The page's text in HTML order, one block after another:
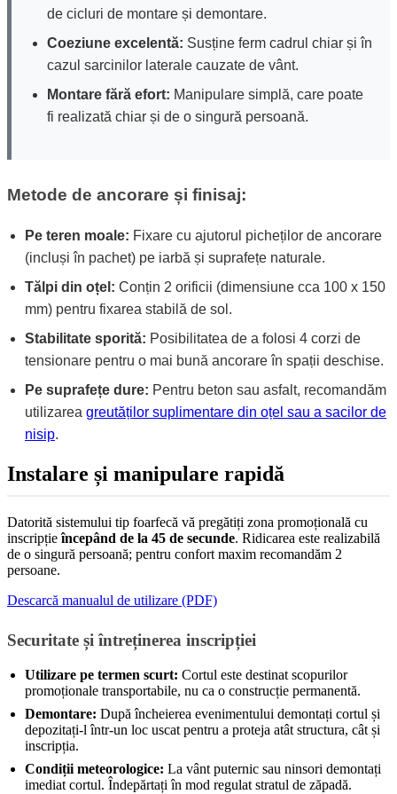
de cicluri de montare și demontare.
Coeziune excelentă: Susține ferm cadrul chiar și în
cazul sarcinilor laterale cauzate de vânt.
Montare fără efort: Manipulare simplă, care poate
fi realizată chiar și de o singură persoană.
Metode de ancorare și finisaj:
Pe teren moale: Fixare cu ajutorul picheților de ancorare
(incluși în pachet) pe iarbă și suprafețe naturale.
Tălpi din oțel: Conțin 2 orificii (dimensiune cca 100 x 150
mm) pentru fixarea stabilă de sol.
Stabilitate sporită: Posibilitatea de a folosi 4 corzi de
tensionare pentru o mai bună ancorare în spații deschise.
Pe suprafețe dure: Pentru beton sau asfalt, recomandăm
utilizarea greutăților suplimentare din oțel sau a sacilor de
nisip.
Instalare și manipulare rapidă
Datorită sistemului tip foarfecă vă pregătiți zona promoțională cu
inscripțieîncepând de la 45 de secunde. Ridicarea este realizabilă
de o singură persoană; pentru confort maxim recomandăm 2
persoane.
Descarcă manualul de utilizare (PDF)
Securitate și întreținerea inscripției
Utilizare pe termen scurt: Cortul este destinat scopurilor
promoționale transportabile, nu ca o construcție permanentă.
Demontare: După încheierea evenimentului demontați cortul și
depozitați-l într-un loc uscat pentru a proteja atât structura, cât și
inscripția.
Condiții meteorologice: La vânt puternic sau ninsori demontați
imediat cortul. Îndepărtați în mod regulat stratul de zăpadă.